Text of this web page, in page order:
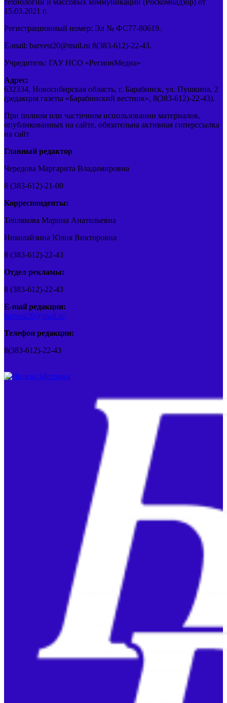
технологий и массовых коммуникаций (Роскомнадзор) от
15.03.2021 г.
Регистрационный номер: Эл № ФС77-80619.
E-mail: barvest20@mail.ru 8(383-612)-22-43.
Учредитель: ГАУ НСО «РегионМедиа»
Адрес:
632334, Новосибирская область, г. Барабинск, ул. Пушкина, 2
(редакция газеты «Барабинский вестник», 8(383-612)-22-43).
При полном или частичном использовании материалов,
опубликованных на сайте, обязательна активная гиперссылка
на сайт
Главный редактор
Чередова Маргарита Владимировна
8 (383-612)-21-00
Корреспонденты:
Теплякова Марина Анатольевна
Николайзина Юлия Викторовна
8 (383-612)-22-43
Отдел рекламы:
8 (383-612)-22-43
E-mail редакции:
barvest20@mail.ru
Телефон редакции:
8(383-612)-22-43